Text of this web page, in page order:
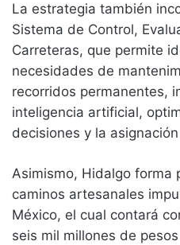
La estrategia también
Sistema de Control,
Carreteras, que permite
necesidades de
recorridos permanentes,
inteligencia artificial,
decisiones y la
Asimismo, Hidalgo forma
caminos artesanales
México, el cual contará
seis mil millones de